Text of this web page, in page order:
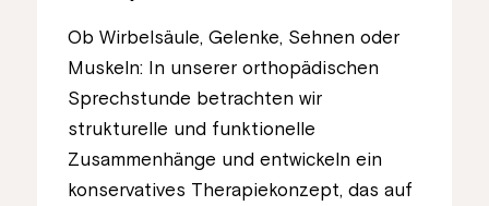
Ob Wirbelsäule, Gelenke, Sehnen oder
Muskeln: In unserer orthopädischen
Sprechstunde betrachten wir
strukturelle und funktionelle
Zusammenhänge und entwickeln ein
konservatives Therapiekonzept, das auf